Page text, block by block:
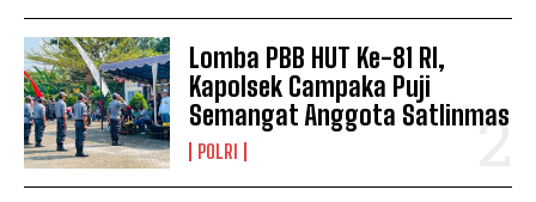
Lomba PBB HUT Ke-81 RI,
Kapolsek Campaka Puji
Semangat Anggota Satlinmas
POLRI